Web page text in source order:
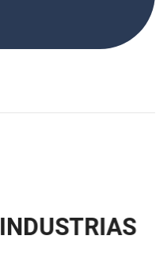
NDUSTRIAS